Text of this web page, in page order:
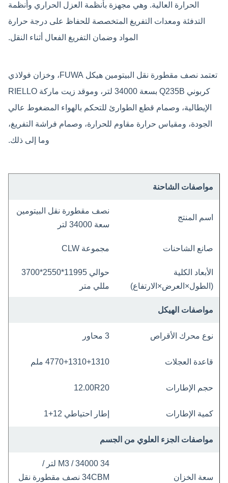
الحرارة العالية. وهي مجهزة بأنظمة العزل الحراري وأنظمة
التدفئة ومعدات التفريغ المتخصصة للحفاظ على درجة حرارة
المواد وضمان التفريغ الفعال أثناء النقل.
تعتمد نصف مقطورة نقل البيتومين هيكل FUWA، وخزان فولاذي
كربوني Q235B بسعة 34000 لتر، وموقد زيت ماركة RIELLO
الإيطالية، وصمام قطع الطوارئ للتحكم بالهواء المضغوط عالي
الجودة، ومقياس حرارة مقاوم للحرارة، وصمام فراشة التفريغ،
وما إلى ذلك.
مواصفات الشاحنة
اسم المنتج
نصف مقطورة نقل البيتومين
سعة 34000 لتر
صانع الشاحنات مجموعة CLW
الأبعاد الكلية
(الطول×العرض×الارتفاع)
حوالي 11995*2550*3700
مللي متر
مواصفات الهيكل
نوع محرك الأقراص 3 محاور
قاعدة العجلات 4770+1310+1310 ملم
حجم الإطارات 12.00R20
كمية الإطارات إطار احتياطي 12+1
مواصفات الجزء العلوي من الجسم
سعة الخزان
34 M3 / 34000 لتر /
34CBM نصف مقطورة نقل